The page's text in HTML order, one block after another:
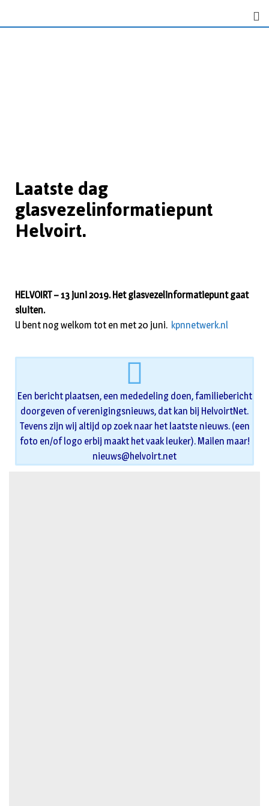
Laatste dag
glasvezelinformatiepunt
Helvoirt.
HELVOIRT – 13 juni 2019. Het glasvezelinformatiepunt gaat
sluiten.
U bent nog welkom tot en met 20 juni. kpnnetwerk.nl
Een bericht plaatsen, een mededeling doen, familiebericht
doorgeven of verenigingsnieuws, dat kan bij HelvoirtNet.
Tevens zijn wij altijd op zoek naar het laatste nieuws. (een
foto en/of logo erbij maakt het vaak leuker). Mailen maar!
nieuws@helvoirt.net